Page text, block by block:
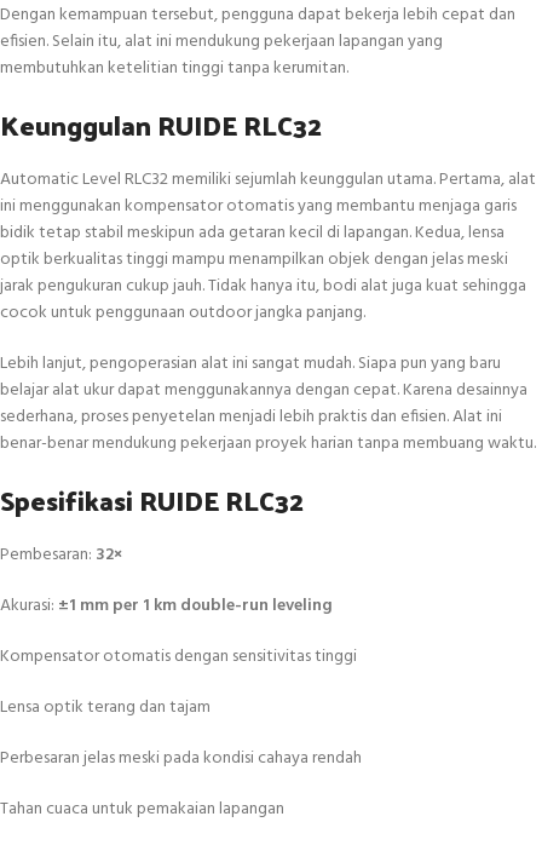
Dengan kemampuan tersebut, pengguna dapat bekerja lebih cepat dan
efisien. Selain itu, alat ini mendukung pekerjaan lapangan yang
membutuhkan ketelitian tinggi tanpa kerumitan.
Keunggulan RUIDE RLC32
Automatic Level RLC32 memiliki sejumlah keunggulan utama. Pertama, alat
ini menggunakan kompensator otomatis yang membantu menjaga garis
bidik tetap stabil meskipun ada getaran kecil di lapangan. Kedua, lensa
optik berkualitas tinggi mampu menampilkan objek dengan jelas meski
jarak pengukuran cukup jauh. Tidak hanya itu, bodi alat juga kuat sehingga
cocok untuk penggunaan outdoor jangka panjang.
Lebih lanjut, pengoperasian alat ini sangat mudah. Siapa pun yang baru
belajar alat ukur dapat menggunakannya dengan cepat. Karena desainnya
sederhana, proses penyetelan menjadi lebih praktis dan efisien. Alat ini
benar-benar mendukung pekerjaan proyek harian tanpa membuang waktu.
Spesifikasi RUIDE RLC32
Pembesaran: 32×
Akurasi: ±1 mm per 1 km double-run leveling
Kompensator otomatis dengan sensitivitas tinggi
Lensa optik terang dan tajam
Perbesaran jelas meski pada kondisi cahaya rendah
Tahan cuaca untuk pemakaian lapangan